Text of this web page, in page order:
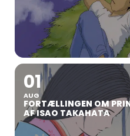
01
AUG
FORTÆLLINGEN OM
AF ISAO TAKAHATA